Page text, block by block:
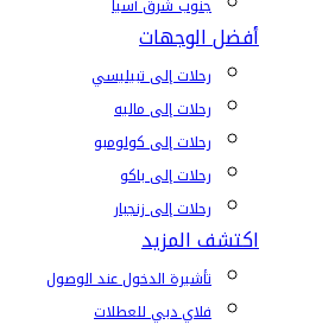
جنوب شرق آسيا
أفضل الوجهات
رحلات إلى تبيليسي
رحلات إلى ماليه
رحلات إلى كولومبو
رحلات إلى باكو
رحلات إلى زنجبار
اكتشف المزيد
تأشيرة الدخول عند الوصول
فلاي دبي للعطلات